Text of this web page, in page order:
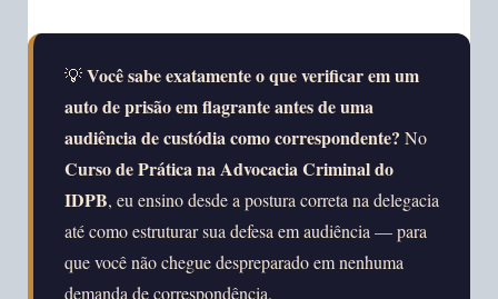
💡Você sabe exatamente o que verificar em um
auto de prisão em flagrante antes de uma
audiência de custódia como correspondente? No
Curso de Prática na Advocacia Criminal do
IDPB, eu ensino desde a postura correta na delegacia
até como estruturar sua defesa em audiência — para
que você não chegue despreparado em nenhuma
demanda de correspondência.